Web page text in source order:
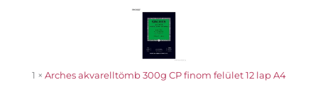
300g
CP
finom
felület
12
1 × Arches akvarelltömb 300g CP finom felület 12 lap A4